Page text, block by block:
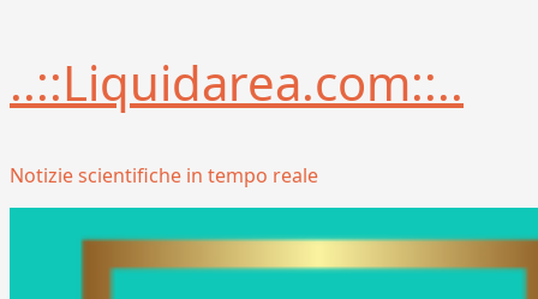
..::Liquidarea.com::..
Notizie scientifiche in tempo reale